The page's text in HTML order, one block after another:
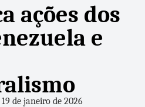
ações dos
e
de janeiro de 2026